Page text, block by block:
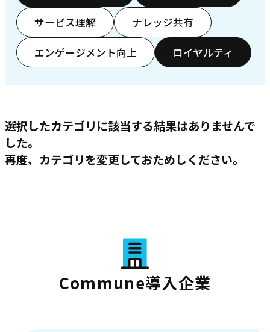
サービス理解 ナレッジ共有
エンゲージメント向上 ロイヤルティ
選択したカテゴリに該当する結果はありませんで
した。
再度、カテゴリを変更しておためしください。
Commune導入企業